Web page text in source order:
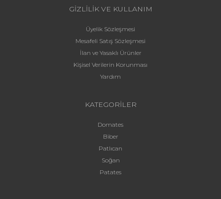
GİZLİLİK VE KULLANIM
Üyelik Sözleşmesi
Mesafeli Satış Sözleşmesi
İlan ve Yasaklı Ürünler
Kişisel Verilerin Korunması
Yardım
KATEGORİLER
Domates
Biber
Patlıcan
Soğan
Patates